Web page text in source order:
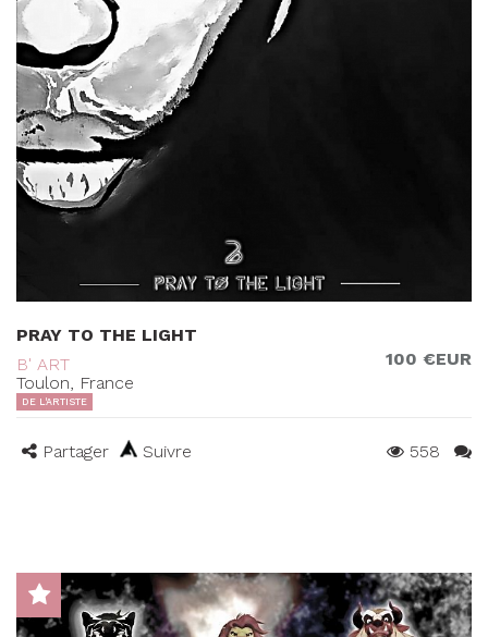
PRAY TO THE LIGHT
B' ART
Toulon, France
100 €EUR
DE L'ARTISTE
Partager Suivre 558